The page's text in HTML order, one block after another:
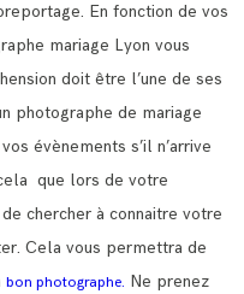
En fonction de vos
mariage Lyon vous
doit être l’une de ses
photographe de mariage
évènements s’il n’arrive
que lors de votre
chercher à connaitre votre
Cela vous permettra de
bon photographe. Ne prenez